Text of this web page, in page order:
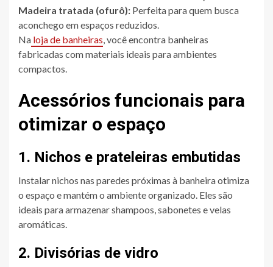
Madeira tratada (ofurô): Perfeita para quem busca
aconchego em espaços reduzidos.
Na loja de banheiras, você encontra banheiras
fabricadas com materiais ideais para ambientes
compactos.
Acessórios funcionais para
otimizar o espaço
1. Nichos e prateleiras embutidas
Instalar nichos nas paredes próximas à banheira otimiza
o espaço e mantém o ambiente organizado. Eles são
ideais para armazenar shampoos, sabonetes e velas
aromáticas.
2. Divisórias de vidro